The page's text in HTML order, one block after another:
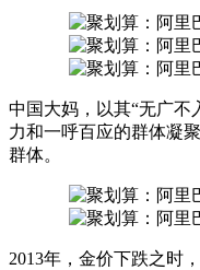
中国大妈，以其“无广不
力和一呼百应的群体凝
群体。
2013年，金价下跌之时